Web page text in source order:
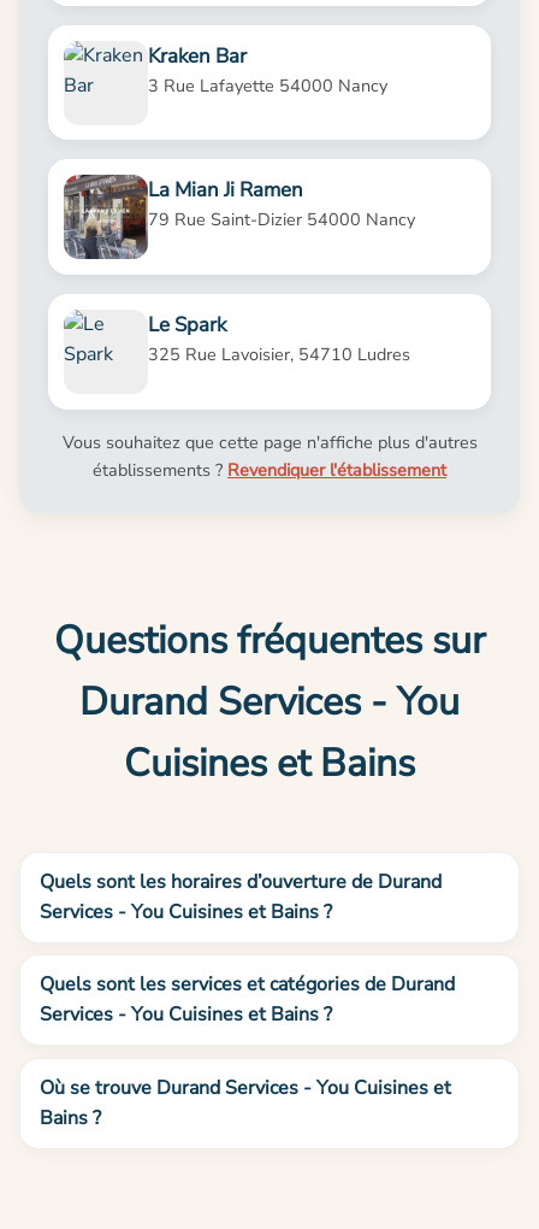
Kraken Bar
3 Rue Lafayette 54000 Nancy
La Mian Ji Ramen
79 Rue Saint-Dizier 54000 Nancy
Le Spark
325 Rue Lavoisier, 54710 Ludres
Vous souhaitez que cette page n'affiche plus d'autres
établissements ? Revendiquer l'établissement
Questions fréquentes sur
Durand Services - You
Cuisines et Bains
Quels sont les horaires d’ouverture de Durand
Services - You Cuisines et Bains ?
Quels sont les services et catégories de Durand
Services - You Cuisines et Bains ?
Où se trouve Durand Services - You Cuisines et
Bains ?